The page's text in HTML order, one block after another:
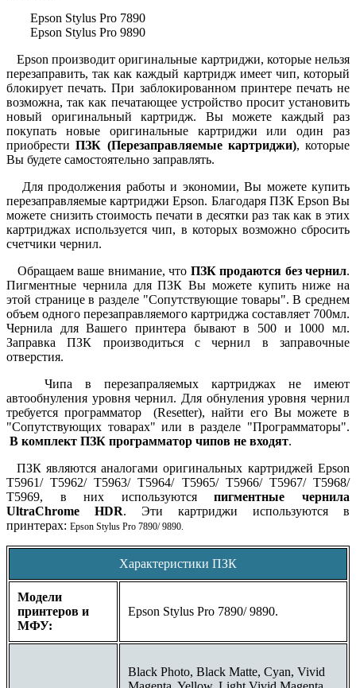
Epson Stylus Pro 7890
Epson Stylus Pro 9890
Epson производит оригинальные картриджи, которые нельзя
перезаправить, так как каждый картридж имеет чип, который
блокирует печать. При заблокированном принтере печать не
возможна, так как печатающее устройство просит установить
новый оригинальный картридж. Вы можете каждый раз
покупать новые оригинальные картриджи или один раз
приобрестиПЗК (Перезаправляемые картриджи), которые
Вы будете самостоятельно заправлять.
Для продолжения работы и экономии, Вы можете купить
перезаправляемые картриджи Epson. Благодаря ПЗК Epson Вы
можете снизить стоимость печати в десятки раз так как в этих
картриджах используется чип, в которых возможно сбросить
счетчики чернил.
Обращаем ваше внимание, что ПЗК продаются без чернил.
Пигментные чернила для ПЗК Вы можете купить ниже на
этой странице в разделе "Сопутствующие товары". В среднем
объем одного перезаправляемого картриджа составляет 700мл.
Чернила для Вашего принтера бывают в 500 и 1000 мл.
Заправка ПЗК производиться с чернил в заправочные
отверстия.
Чипа в перезапраляемых картриджах не имеют
автообнуления уровня чернил. Для обнуления уровня чернил
требуется программатор (Resetter), найти его Вы можете в
"Сопутствующих товарах" или в разделе "Программаторы".
В комплект ПЗК программатор чипов не входят.
ПЗК являются аналогами оригинальных картриджей Epson
T5961/ T5962/ T5963/ T5964/ T5965/ T5966/ T5967/ T5968/
T5969, в них используютсяпигментные чернила
UltraChrome HDR. Эти картриджи используются в
принтерах: Epson Stylus Pro 7890/ 9890.
Характеристики ПЗК
Модели
принтеров и
МФУ:
Epson Stylus Pro 7890/ 9890.
Black Photo, Black Matte, Cyan, Vivid